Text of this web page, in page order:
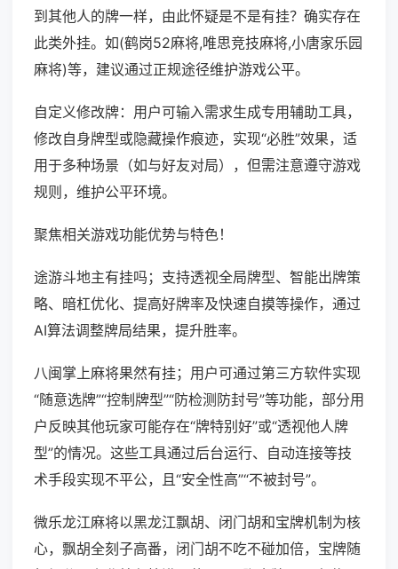
到其他人的牌一样，由此怀疑是不是有挂？确实存在
此类外挂。如(鹤岗52麻将,唯思竞技麻将,小唐家乐园
麻将)等，建议通过正规途径维护游戏公平。
自定义修改牌：用户可输入需求生成专用辅助工具，
修改自身牌型或隐藏操作痕迹，实现“必胜”效果，适
用于多种场景（如与好友对局），但需注意遵守游戏
规则，维护公平环境。
聚焦相关游戏功能优势与特色！
途游斗地主有挂吗；支持透视全局牌型、智能出牌策
略、暗杠优化、提高好牌率及快速自摸等操作，通过
AI算法调整牌局结果，提升胜率。
八闽掌上麻将果然有挂；用户可通过第三方软件实现
“随意选牌”“控制牌型”“防检测防封号”等功能，部分用
户反映其他玩家可能存在“牌特别好”或“透视他人牌
型”的情况。这些工具通过后台运行、自动连接等技
术手段实现不平公，且“安全性高”“不被封号”。
微乐龙江麻将以黑龙江飘胡、闭门胡和宝牌机制为核
心，飘胡全刻子高番，闭门胡不吃不碰加倍，宝牌随